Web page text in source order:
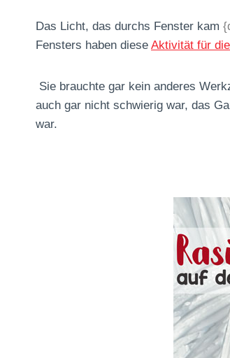
Das Licht, das durchs Fenster kam
Fensters haben diese Aktivität für
Sie brauchte gar kein anderes
auch gar nicht schwierig war, das
war.